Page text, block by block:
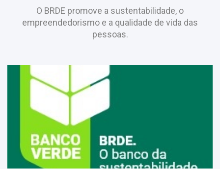
O BRDE promove a sustentabilidade, o
empreendedorismo e a qualidade de vida das
pessoas.